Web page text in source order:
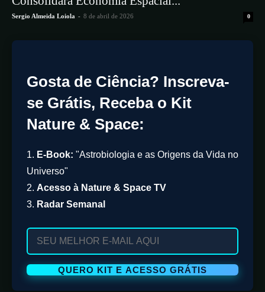
Sergio Almeida Loiola - 8 de abril de 2026 0
Gosta de Ciência? Inscreva-
se Grátis, Receba o Kit
Nature & Space:
1. E-Book: "Astrobiologia e as Origens da Vida no
Universo"
2. Acesso à Nature & Space TV
3. Radar Semanal